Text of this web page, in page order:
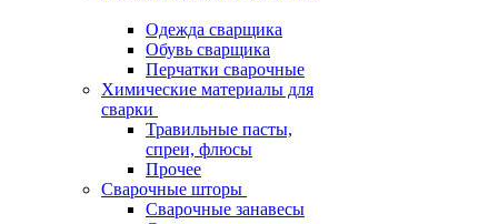
Одежда сварщика
Обувь сварщика
Перчатки сварочные
Химические материалы для
сварки
Травильные пасты,
спреи, флюсы
Прочее
Сварочные шторы
Сварочные занавесы